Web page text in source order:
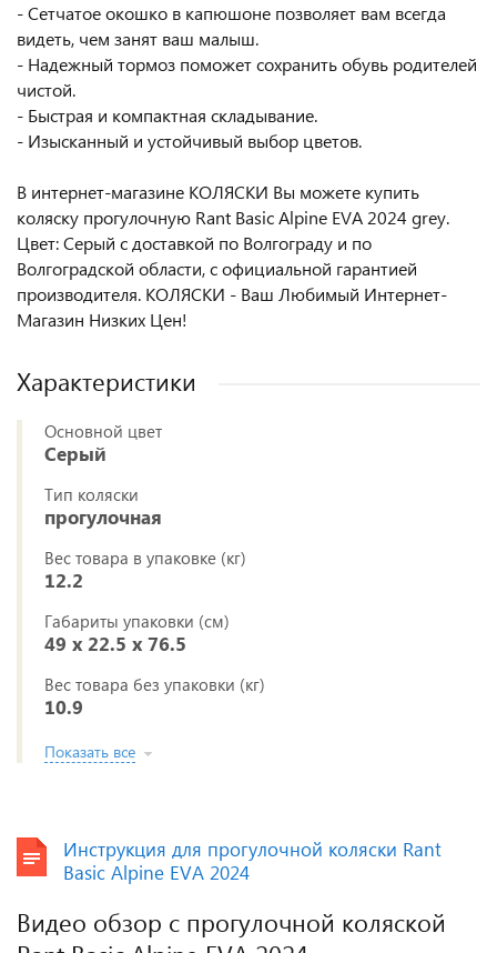
- Сетчатое окошко в капюшоне позволяет вам всегда
видеть, чем занят ваш малыш.
- Надежный тормоз поможет сохранить обувь родителей
чистой.
- Быстрая и компактная складывание.
- Изысканный и устойчивый выбор цветов.
В интернет-магазине КОЛЯСКИ Вы можете купить
коляску прогулочную Rant Basic Alpine EVA 2024 grey.
Цвет: Серый с доставкой по Волгограду и по
Волгоградской области, с официальной гарантией
производителя. КОЛЯСКИ - Ваш Любимый Интернет-
Магазин Низких Цен!
Характеристики
Основной цвет
Серый
Тип коляски
прогулочная
Вес товара в упаковке (кг)
12.2
Габариты упаковки (см)
49 x 22.5 x 76.5
Вес товара без упаковки (кг)
10.9
Показать все
Инструкция для прогулочной коляски Rant
Basic Alpine EVA 2024
Видео обзор с прогулочной коляской